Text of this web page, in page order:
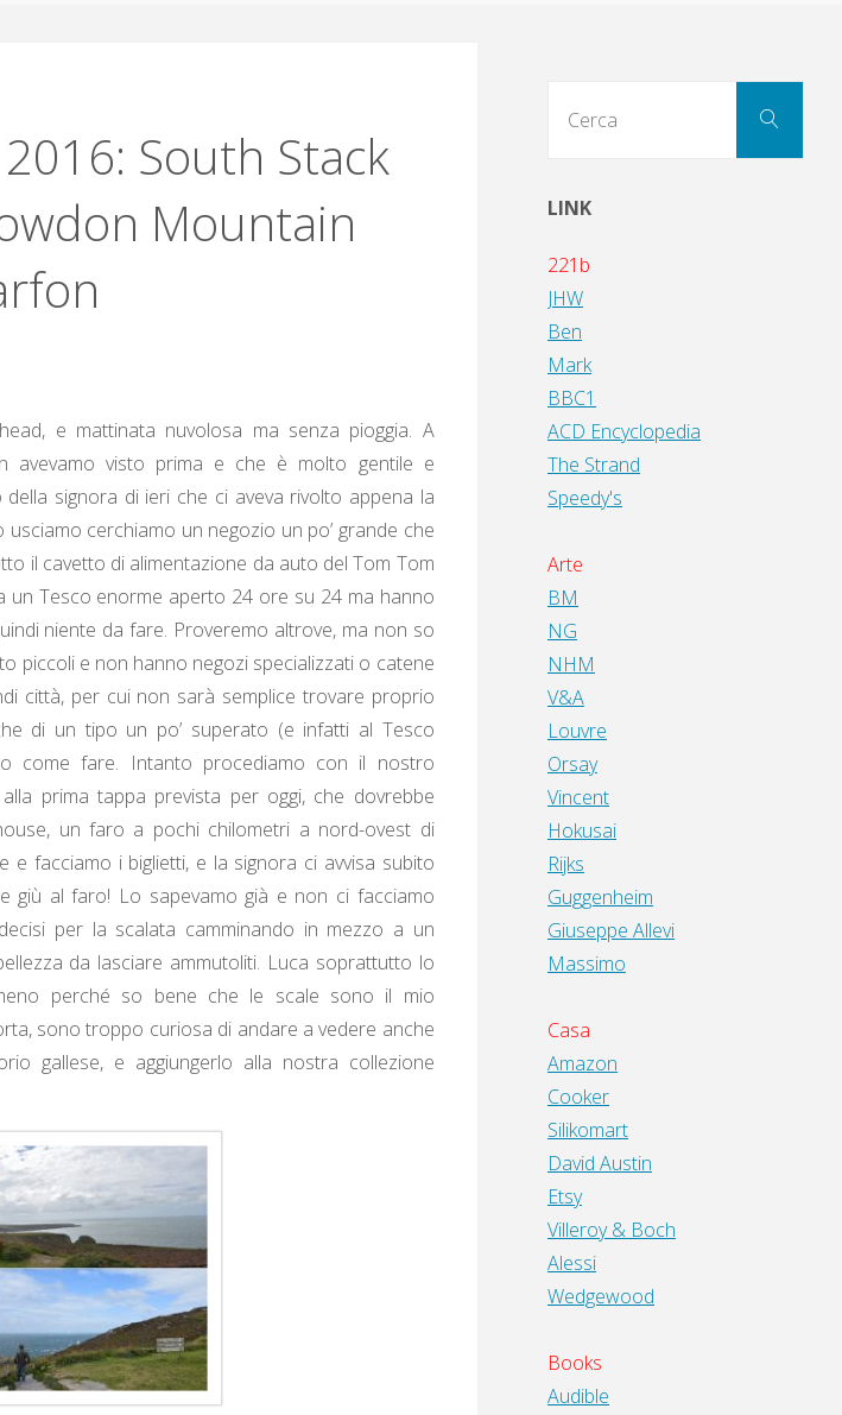
South Stack
Mountain
e mattinata nuvolosa ma senza pioggia. A
avevamo visto prima e che è molto gentile e
signora di ieri che ci aveva rivolto appena la
cerchiamo un negozio un po’ grande che
il cavetto di alimentazione da auto del Tom Tom
un Tesco enorme aperto 24 ore su 24 ma hanno
niente da fare. Proveremo altrove, ma non so
piccoli e non hanno negozi specializzati o catene
città, per cui non sarà semplice trovare proprio
di un tipo un po’ superato (e infatti al Tesco
come fare. Intanto procediamo con il nostro
prima tappa prevista per oggi, che dovrebbe
un faro a pochi chilometri a nord-ovest di
e facciamo i biglietti, e la signora ci avvisa subito
giù al faro! Lo sapevamo già e non ci facciamo
per la scalata camminando in mezzo a un
da lasciare ammutoliti. Luca soprattutto lo
perché so bene che le scale sono il mio
sono troppo curiosa di andare a vedere anche
gallese, e aggiungerlo alla nostra collezione
Cerca
LINK
221b
JHW
Ben
Mark
BBC1
ACD Encyclopedia
The Strand
Speedy's
Arte
BM
NG
NHM
V&A
Louvre
Orsay
Vincent
Hokusai
Rijks
Guggenheim
Giuseppe Allevi
Massimo
Casa
Amazon
Cooker
Silikomart
David Austin
Etsy
Villeroy & Boch
Alessi
Wedgewood
Books
Audible